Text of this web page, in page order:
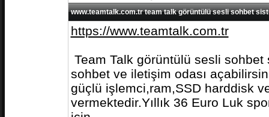
www.teamtalk.com.tr team talk görüntülü sesli sohbet
https://www.teamtalk.com.tr
Team Talk görüntülü sesli
sohbet ve iletişim odası
güçlü işlemci,ram,SSD harddisk
vermektedir.Yıllık 36 Euro Luk